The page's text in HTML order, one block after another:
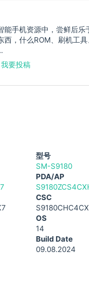
能手机资源中，尝鲜后
西，什么ROM、刷机工
我要投稿
型号
SM-S9180
PDA/AP
CSC
OS
14
Build Date
09.08.2024